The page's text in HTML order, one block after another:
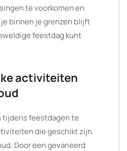
te voorkomen en
binnen je grenzen blijft
feestdag kunt
activiteiten
tijdens feestdagen te
die geschikt zijn
Door een gevarieerd